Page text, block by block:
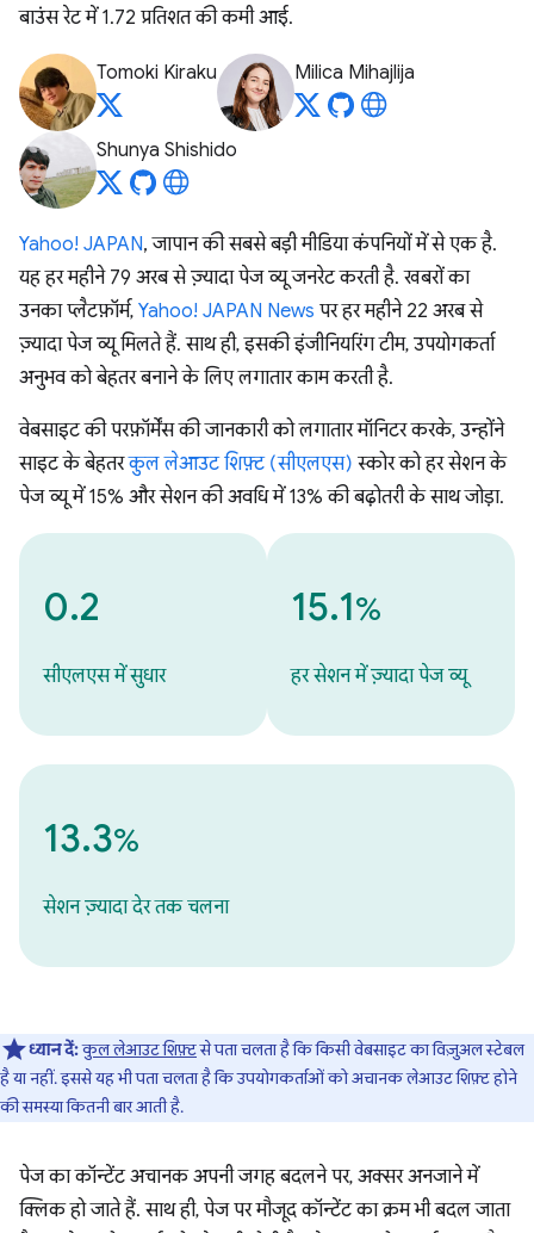
बाउंस रेट में 1.72 प्रतिशत की कमी आई.
Tomoki Kiraku Milica Mihajlija
Shunya Shishido
Yahoo! JAPAN, जापान की सबसे बड़ी मीडिया कंपनियों में से एक है.
यह हर महीने 79 अरब से ज़्यादा पेज व्यू जनरेट करती है. खबरों का
उनका प्लैटफ़ॉर्म, Yahoo! JAPAN News पर हर महीने 22 अरब से
ज़्यादा पेज व्यू मिलते हैं. साथ ही, इसकी इंजीनियरिंग टीम, उपयोगकर्ता
अनुभव को बेहतर बनाने के लिए लगातार काम करती है.
वेबसाइट की परफ़ॉर्मेंस की जानकारी को लगातार मॉनिटर करके, उन्होंने
साइट के बेहतरकुल लेआउट शिफ़्ट (सीएलएस) स्कोर को हर सेशन के
पेज व्यू में 15% और सेशन की अवधि में 13% की बढ़ोतरी के साथ जोड़ा.
0.2
सीएलएस में सुधार
15.1%
हर सेशन में ज़्यादा पेज व्यू
13.3%
सेशन ज़्यादा देर तक चलना
ध्यान दें:कुल लेआउट शिफ़्टसे पता चलता है कि किसी वेबसाइट का विज़ुअल स्टेबल
है या नहीं. इससे यह भी पता चलता है कि उपयोगकर्ताओं को अचानक लेआउट शिफ़्ट होने
की समस्या कितनी बार आती है.
पेज का कॉन्टेंट अचानक अपनी जगह बदलने पर, अक्सर अनजाने में
क्लिक हो जाते हैं. साथ ही, पेज पर मौजूद कॉन्टेंट का क्रम भी बदल जाता